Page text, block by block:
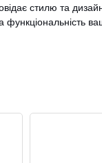
стилю та